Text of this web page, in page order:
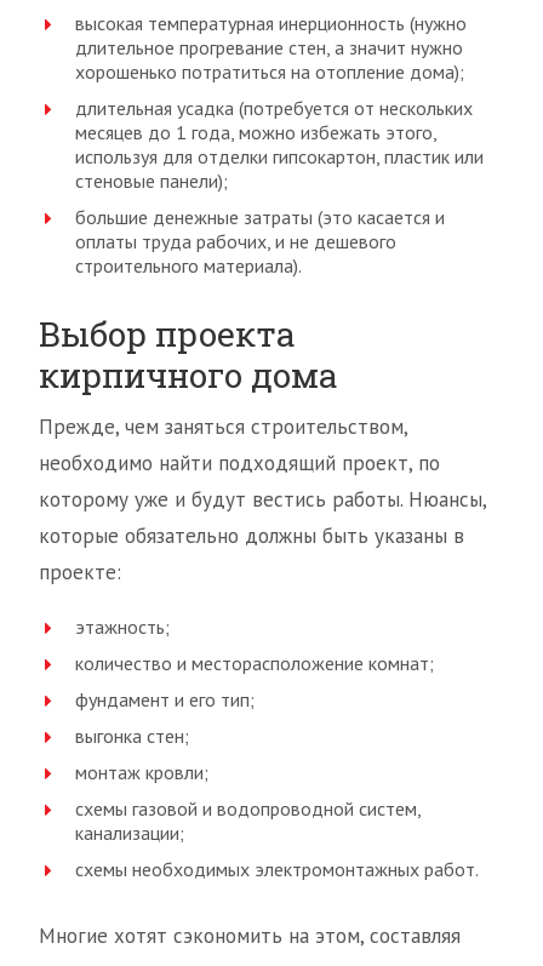
высокая температурная инерционность (нужно
длительное прогревание стен, а значит нужно
хорошенько потратиться на отопление дома);
длительная усадка (потребуется от нескольких
месяцев до 1 года, можно избежать этого,
используя для отделки гипсокартон, пластик или
стеновые панели);
большие денежные затраты (это касается и
оплаты труда рабочих, и не дешевого
строительного материала).
Выбор проекта
кирпичного дома
Прежде, чем заняться строительством,
необходимо найти подходящий проект, по
которому уже и будут вестись работы. Нюансы,
которые обязательно должны быть указаны в
проекте:
этажность;
количество и месторасположение комнат;
фундамент и его тип;
выгонка стен;
монтаж кровли;
схемы газовой и водопроводной систем,
канализации;
схемы необходимых электромонтажных работ.
Многие хотят сэкономить на этом, составляя